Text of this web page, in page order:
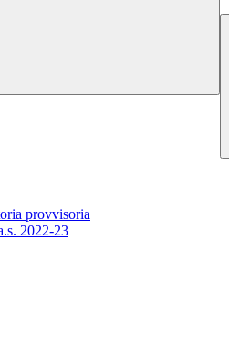
provvisoria
2022-23